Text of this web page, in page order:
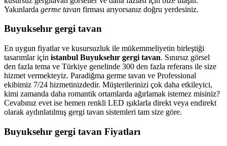
Yakınlarda germe tavan firması arıyorsanız doğru yerdesiniz.
Buyuksehır gergi tavan
En uygun fiyatlar ve kusursuzluk ile mükemmeliyetin birleştiği
tasarımlar için istanbul Buyuksehır gergi tavan. Sınırsız görsel
den fazla tema ve Türkiye genelinde 300 den fazla referans ile size
hizmet vermekteyiz. Paradiğma germe tavan ve Professional
ekibimiz 7/24 hizmetinizdedir. Müşterilerinizi çok daha etkileyici,
kimi zamanda daha romantik ortamlarda ağırlamak istemez misiniz?
Cevabınız evet ise hemen renkli LED ışıklarla direkt veya endirekt
olarak aydınlatılmış gergi tavan sistemleri tam size göre.
Buyuksehır gergi tavan Fiyatları